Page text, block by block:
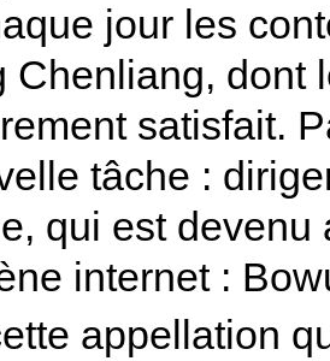
jour les
Chenliang, dont
satisfait.
tâche :
qui est
internet :
appellation